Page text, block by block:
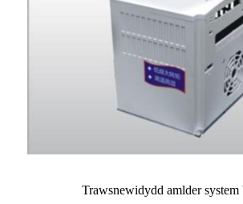
Trawsnewidydd amlder